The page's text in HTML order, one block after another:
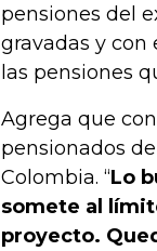
pensiones del
gravadas y
las pensiones
Agrega que
pensionados
Colombia. “Lo
somete al
proyecto.